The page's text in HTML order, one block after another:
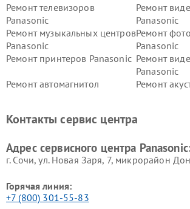
Ремонт телевизоров
Panasonic
Ремонт
Panasonic
Ремонт музыкальных центров
Panasonic
Ремонт
Panasonic
Ремонт принтеров Panasonic Ремонт
Panasonic
Ремонт автомагнитол
Ремонт
панелей
Контакты сервис центра
Адрес сервисного центра
г. Сочи, ул. Новая Заря, 7, микрорайон
Горячая линия:
+7 (800) 301-55-83